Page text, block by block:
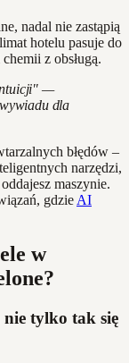
nadal nie zastąpią
hotelu pasuje do
z obsługą.
intuicji" —
dla
błędów –
narzędzi,
maszynie.
gdzie AI
w
nie tylko tak się